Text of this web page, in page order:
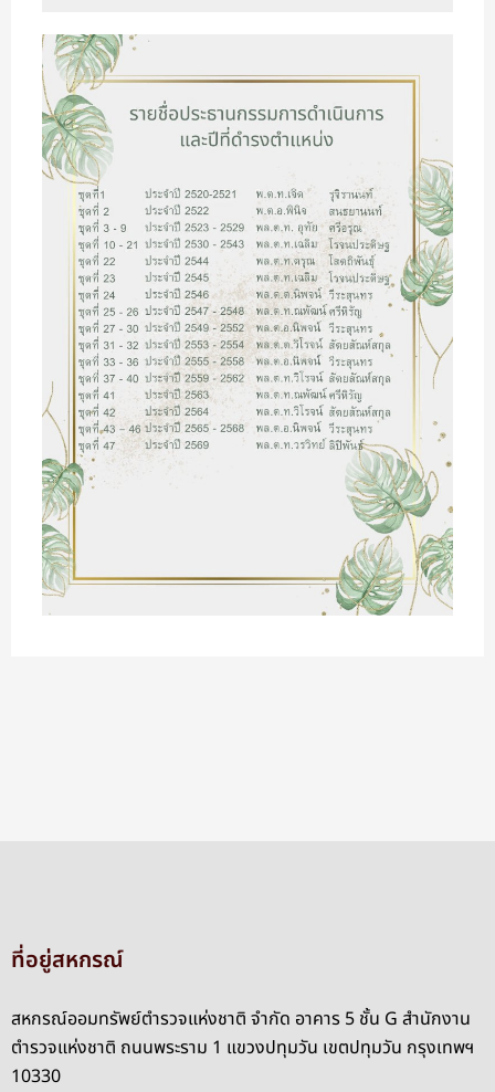
ที่อยู่สหกรณ์
สหกรณ์ออมทรัพย์ตำรวจแห่งชาติ จำกัด อาคาร 5 ชั้น G สำนักงาน
ตำรวจแห่งชาติ ถนนพระราม 1 แขวงปทุมวัน เขตปทุมวัน กรุงเทพฯ
10330